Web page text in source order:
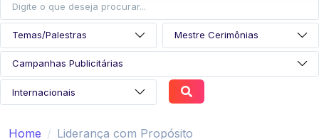
Home Liderança com Propósito